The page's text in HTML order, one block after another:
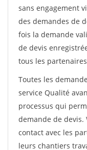
sans engagement
des demandes de
fois la demande
de devis
tous les
Toutes les
service Qualité
processus qui
demande de devis.
contact avec les
leurs chantiers